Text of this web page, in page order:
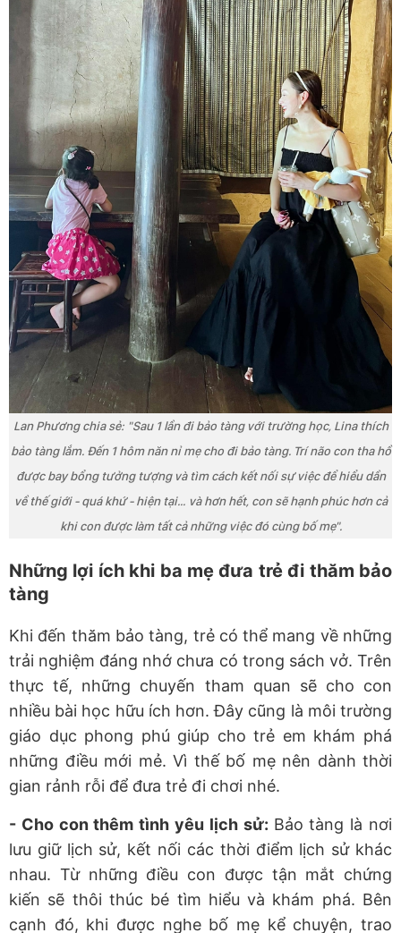
Lan Phương chia sẻ: "Sau 1 lần đi bảo tàng với trường học, Lina thích
bảo tàng lắm. Đến 1 hôm năn nỉ mẹ cho đi bảo tàng. Trí não con tha hồ
được bay bổng tưởng tượng và tìm cách kết nối sự việc để hiểu dần
về thế giới - quá khứ - hiện tại… và hơn hết, con sẽ hạnh phúc hơn cả
khi con được làm tất cả những việc đó cùng bố mẹ".
Những lợi ích khi ba mẹ đưa trẻ đi thăm bảo
tàng
Khi đến thăm bảo tàng, trẻ có thể mang về những
trải nghiệm đáng nhớ chưa có trong sách vở. Trên
thực tế, những chuyến tham quan sẽ cho con
nhiều bài học hữu ích hơn. Đây cũng là môi trường
giáo dục phong phú giúp cho trẻ em khám phá
những điều mới mẻ. Vì thế bố mẹ nên dành thời
gian rảnh rỗi để đưa trẻ đi chơi nhé.
- Cho con thêm tình yêu lịch sử: Bảo tàng là nơi
lưu giữ lịch sử, kết nối các thời điểm lịch sử khác
nhau. Từ những điều con được tận mắt chứng
kiến sẽ thôi thúc bé tìm hiểu và khám phá. Bên
cạnh đó, khi được nghe bố mẹ kể chuyện, trao